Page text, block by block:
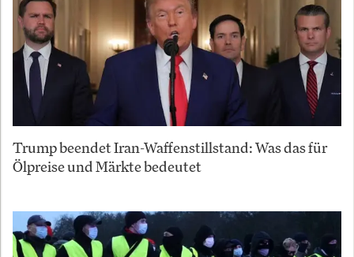
Trump beendet Iran-Waffenstillstand: Was das für
Ölpreise und Märkte bedeutet